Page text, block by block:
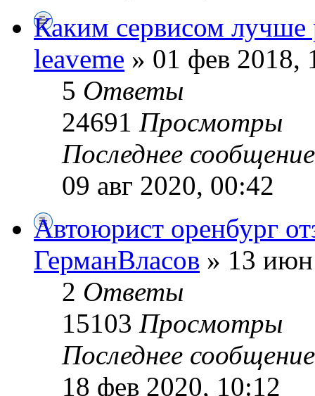
Каким сервисом лучше
leaveme » 01 фев 2018,
5 Ответы
24691 Просмотры
Последнее
09 авг 2020, 00:42
Автоюрист оренбург
ГерманВласов » 13
2 Ответы
15103 Просмотры
Последнее
18 фев 2020, 10:12